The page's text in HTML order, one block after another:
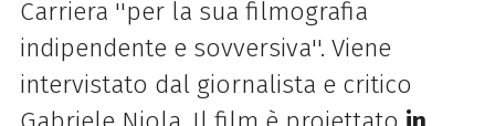
Carriera ''per la sua filmografia
indipendente e sovversiva''. Viene
intervistato dal giornalista e critico